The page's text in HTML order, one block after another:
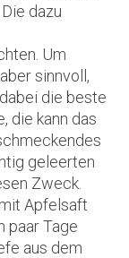
dazu
Um
sinnvoll,
die beste
die kann das
geleerten
Zweck.
Apfelsaft
paar Tage
aus dem